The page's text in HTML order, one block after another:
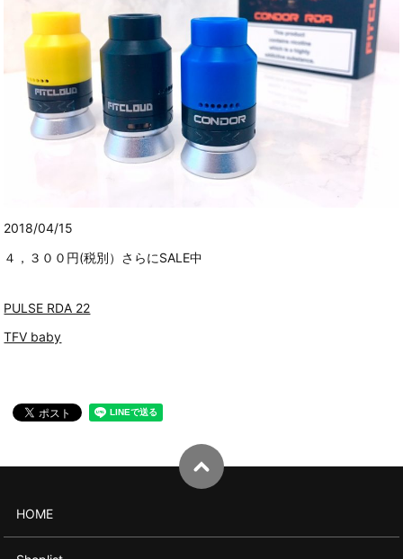
2018/04/15
４，３００円(税別）さらにSALE中
PULSE RDA 22
TFV baby
HOME